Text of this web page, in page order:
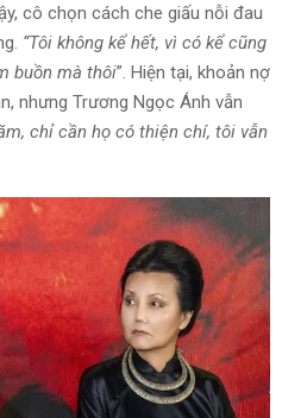
cô chọn cách che giấu nỗi đau
“Tôi không kể hết, vì có kể cũng
buồn mà thôi”. Hiện tại, khoản nợ
nhưng Trương Ngọc Ánh vẫn
chỉ cần họ có thiện chí, tôi vẫn